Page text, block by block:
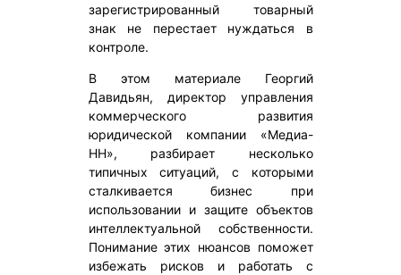
зарегистрированный товарный
знак не перестает нуждаться в
контроле.
В этом материале Георгий
Давидьян, директор управления
коммерческого развития
юридической компании «Медиа-
НН», разбирает несколько
типичных ситуаций, с которыми
сталкивается бизнес при
использовании и защите объектов
интеллектуальной собственности.
Понимание этих нюансов поможет
избежать рисков и работать с